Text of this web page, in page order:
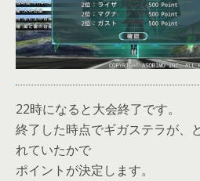
22時になると大会終了です。
終了した時点でギガステラが、
れていたかで
ポイントが決定します。